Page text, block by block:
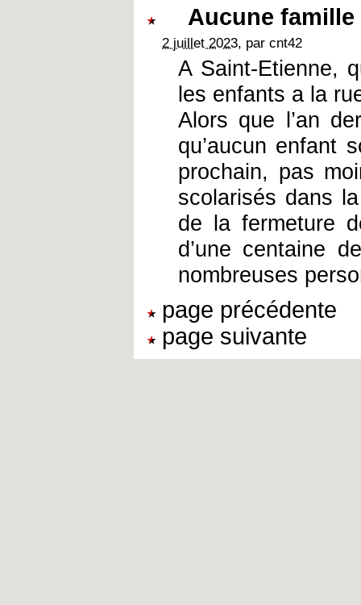
Aucune famille
2 juillet 2023, par cnt42
A Saint-Etienne,
les enfants a la
Alors que l’an
qu’aucun enfant
prochain, pas
scolarisés dans
de la fermeture
d’une centaine
nombreuses
page précédente
page suivante